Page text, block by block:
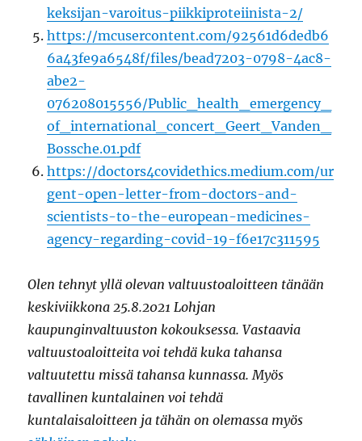
keksijan-varoitus-piikkiproteiinista-2/
https://mcusercontent.com/92561d6dedb6
6a43fe9a6548f/files/bead7203-0798-4ac8-
abe2-
076208015556/Public_health_emergency_
of_international_concert_Geert_Vanden_
Bossche.01.pdf
https://doctors4covidethics.medium.com/ur
gent-open-letter-from-doctors-and-
scientists-to-the-european-medicines-
agency-regarding-covid-19-f6e17c311595
Olen tehnyt yllä olevan valtuustoaloitteen tänään
keskiviikkona 25.8.2021 Lohjan
kaupunginvaltuuston kokouksessa. Vastaavia
valtuustoaloitteita voi tehdä kuka tahansa
valtuutettu missä tahansa kunnassa. Myös
tavallinen kuntalainen voi tehdä
kuntalaisaloitteen ja tähän on olemassa myös